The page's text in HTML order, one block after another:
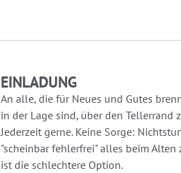
EINLADUNG
An alle, die für Neues und Gutes
in der Lage sind, über den Tellerrand
Jederzeit gerne. Keine Sorge:
"scheinbar fehlerfrei" alles beim Alten
ist die schlechtere Option.